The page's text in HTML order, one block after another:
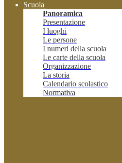
Scuola
Panoramica
Presentazione
I luoghi
Le persone
I numeri della scuola
Le carte della scuola
Organizzazione
La storia
Calendario scolastico
Normativa